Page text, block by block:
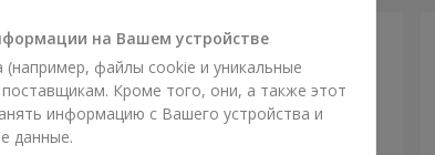
на Вашем устройстве
файлы cookie и уникальные
Кроме того, они, а также этот
информацию с Вашего устройства и
данные.